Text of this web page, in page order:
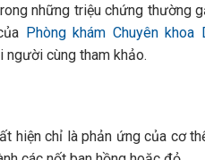
những triệu chứng thường
Phòng khám Chuyên khoa
người cùng tham khảo.
hiện chỉ là phản ứng của cơ